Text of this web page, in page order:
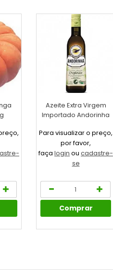
Azeite Extra Virgem
Importado Andorinha
Para visualizar o preço,
por favor,
faça login ou cadastre-
se
Comprar